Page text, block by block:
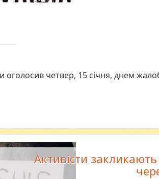
оголосив четвер, 15 січня, днем
Активісти